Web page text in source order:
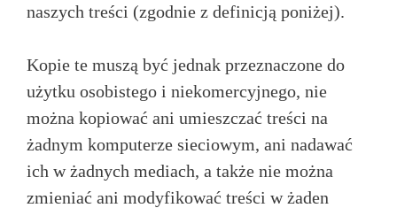
naszych treści (zgodnie z definicją poniżej).
Kopie te muszą być jednak przeznaczone do
użytku osobistego i niekomercyjnego, nie
można kopiować ani umieszczać treści na
żadnym komputerze sieciowym, ani nadawać
ich w żadnych mediach, a także nie można
zmieniać ani modyfikować treści w żaden